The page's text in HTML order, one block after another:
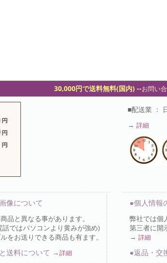
30,000円で送料無料(国内) --お問い
■配送業 ：
→詳細
像について
品と異なる事があります。
話ではパソコンより黄みが強め)
をお送りできる商品も有ます。
送料について →詳細
●個人情報
弊社では個
第三者に開
→ 詳細
●返品・交